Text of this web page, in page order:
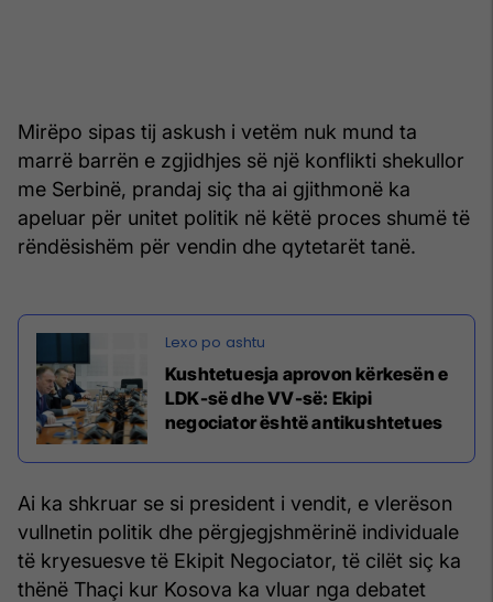
Mirëpo sipas tij askush i vetëm nuk mund ta
marrë barrën e zgjidhjes së një konflikti shekullor
me Serbinë, prandaj siç tha ai gjithmonë ka
apeluar për unitet politik në këtë proces shumë të
rëndësishëm për vendin dhe qytetarët tanë.
Kushtetuesja aprovon kërkesën e
LDK-së dhe VV-së: Ekipi
negociator është antikushtetues
Ai ka shkruar se si president i vendit, e vlerëson
vullnetin politik dhe përgjegjshmërinë individuale
të kryesuesve të Ekipit Negociator, të cilët siç ka
thënë Thaçi kur Kosova ka vluar nga debatet